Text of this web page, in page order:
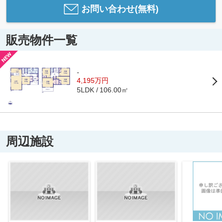
お問い合わせ(無料)
販売物件一覧
-
4,195万円
5LDK 106.00㎡
周辺施設